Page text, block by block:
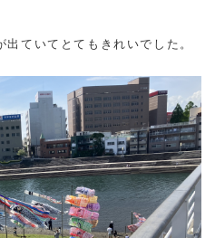
ていてとてもきれいでした。